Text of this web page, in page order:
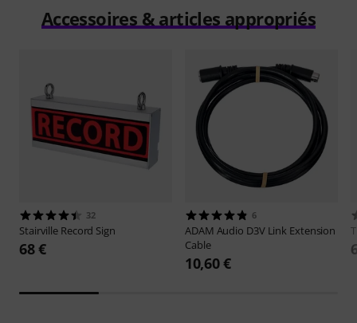
Accessoires & articles appropriés
32
Stairville Record Sign
68 €
6
ADAM Audio D3V Link Extension
Cable
10,60 €